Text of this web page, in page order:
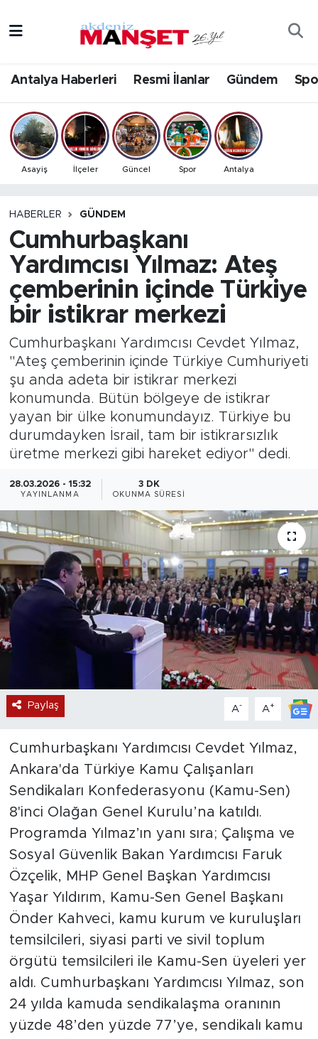
Antalya Haberleri Resmi İlanlar Gündem
Asayiş İlçeler Güncel Spor Antalya
HABERLER GÜNDEM
Cumhurbaşkanı
Yardımcısı Yılmaz: Ateş
çemberinin içinde Türkiye
bir istikrar merkezi
Cumhurbaşkanı Yardımcısı Cevdet Yılmaz,
"Ateş çemberinin içinde Türkiye Cumhuriyeti
şu anda adeta bir istikrar merkezi
konumunda. Bütün bölgeye de istikrar
yayan bir ülke konumundayız. Türkiye bu
durumdayken İsrail, tam bir istikrarsızlık
üretme merkezi gibi hareket ediyor" dedi.
28.03.2026 - 15:32
YAYINLANMA
3 DK
OKUNMA SÜRESI
Paylaş A- A+
Cumhurbaşkanı Yardımcısı Cevdet Yılmaz,
Ankara'da Türkiye Kamu Çalışanları
Sendikaları Konfederasyonu (Kamu-Sen)
8'inci Olağan Genel Kurulu’na katıldı.
Programda Yılmaz’ın yanı sıra; Çalışma ve
Sosyal Güvenlik Bakan Yardımcısı Faruk
Özçelik, MHP Genel Başkan Yardımcısı
Yaşar Yıldırım, Kamu-Sen Genel Başkanı
Önder Kahveci, kamu kurum ve kuruluşları
temsilcileri, siyasi parti ve sivil toplum
örgütü temsilcileri ile Kamu-Sen üyeleri yer
aldı. Cumhurbaşkanı Yardımcısı Yılmaz, son
24 yılda kamuda sendikalaşma oranının
yüzde 48’den yüzde 77’ye, sendikalı kamu
Bilim & Teknoloji
Eğitim
Ekonomi
Gündem
İlçeler
Kültür- Sanat
Magazin
Özel Haber
Politika
Resmi İlanlar
Sağlık
Spor
Turizm
Antalya Hava Durumu
Antalya Namaz Vakitleri
Antalya Trafik Yoğunluk Haritası
Tüm Manşetler
Son Dakika Haberleri
Haber Arşivi